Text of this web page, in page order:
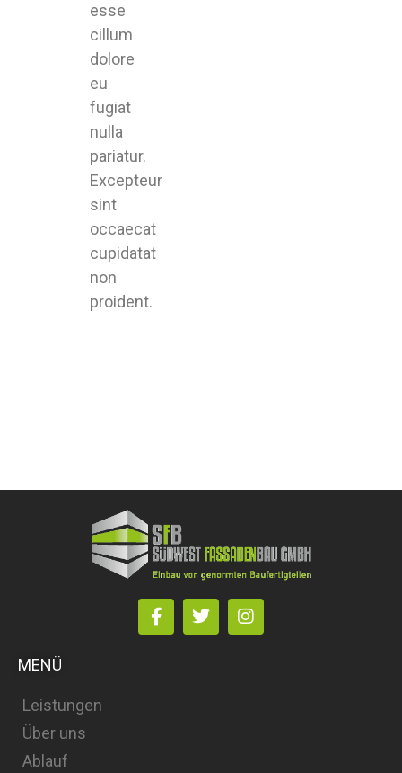
esse
cillum
dolore
eu
fugiat
nulla
pariatur.
Excepteur
sint
occaecat
cupidatat
non
proident.
MENÜ
Leistungen
Über uns
Ablauf